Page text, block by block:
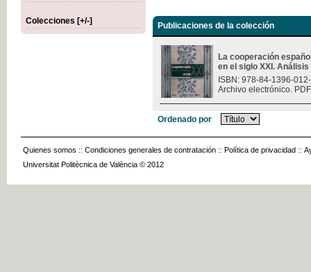
Colecciones [+/-] Publicaciones de la colección
La cooperación
en el siglo XXI.
ISBN: 978-84-1396-
Archivo electrónico.
Ordenado por
Quienes somos :: Condiciones generales de contratación :: Política de privacidad ::
Universitat Politècnica de València © 2012